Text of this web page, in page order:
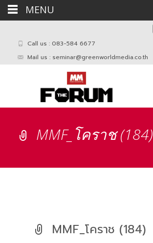
Call us : 083-584 6677
Mail us : seminar@greenworldmedia.co.th
MMF_โคราช (184)
MMF_โคราช (184)
MENU